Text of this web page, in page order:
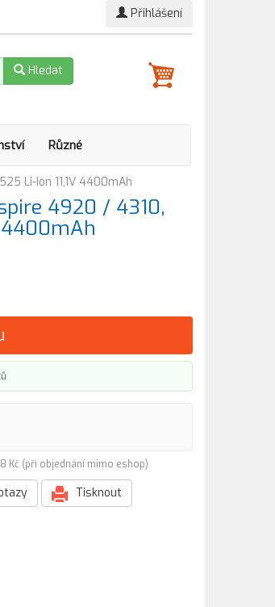
Přihlášení
Hledat
Různé
Li-Ion 11,1V 4400mAh
4920 / 4310,
4400mAh
Kč (při objednání mimo eshop)
Tisknout